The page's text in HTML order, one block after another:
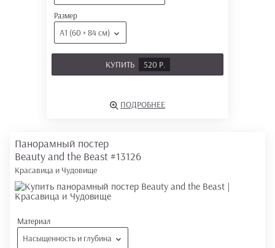
Размер
А1 (60 × 84 см)
КУПИТЬ 520 Р.
ПОДРОБНЕЕ
Панорамный постер
Beauty and the Beast #13126
Красавица и Чудовище
Материал
Насыщенность и глубина